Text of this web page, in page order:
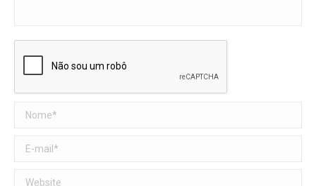
Nome *
E-mail *
Website